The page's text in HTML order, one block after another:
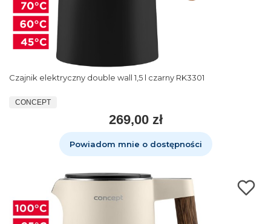
Czajnik elektryczny double wall 1,5 l czarny RK3301
CONCEPT
269,00 zł
Powiadom mnie o dostępności